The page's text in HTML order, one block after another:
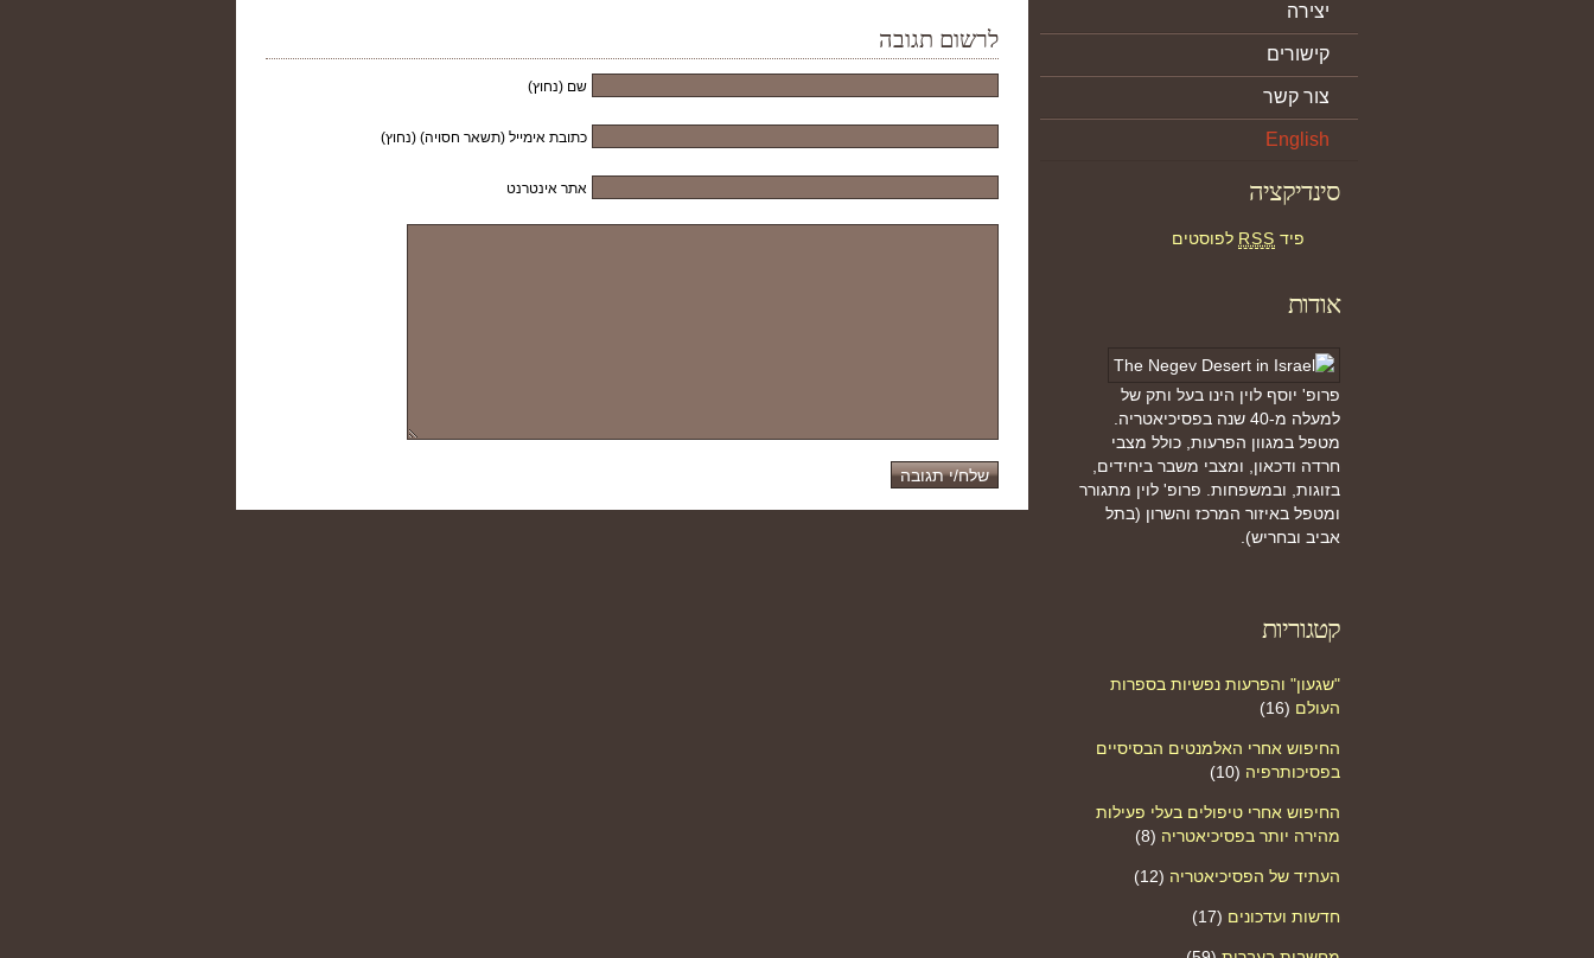
יצירה
קישורים
צור קשר
English
סינדיקציה
פיד RSS לפוסטים
אודות
פרופ' יוסף לוין הינו בעל ותק של
למעלה מ-40 שנה בפסיכיאטריה.
מטפל במגוון הפרעות, כולל מצבי
חרדה ודכאון, ומצבי משבר ביחידים,
בזוגות, ובמשפחות. פרופ' לוין מתגורר
ומטפל באיזור המרכז והשרון (בתל
אביב ובחריש).
קטגוריות
"שגעון" והפרעות נפשיות בספרות
העולם (16)
החיפוש אחרי האלמנטים הבסיסיים
בפסיכותרפיה (10)
החיפוש אחרי טיפולים בעלי פעילות
מהירה יותר בפסיכיאטריה (8)
העתיד של הפסיכיאטריה (12)
חדשות ועדכונים (17)
לרשום תגובה
שם (נחוץ)
כתובת אימייל (תשאר חסויה) (נחוץ)
אתר אינטרנט